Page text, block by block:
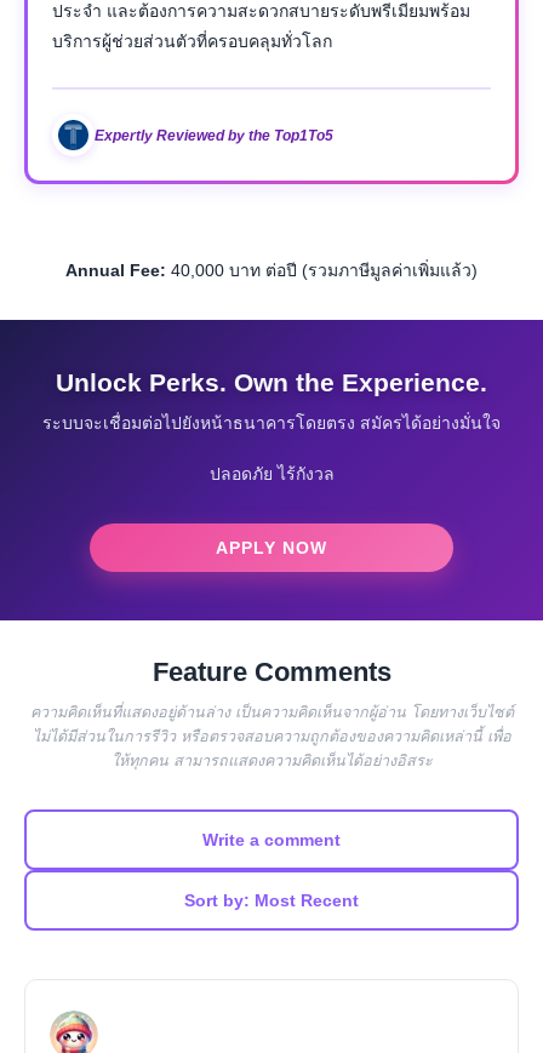
ประจำ และต้องการความสะดวกสบายระดับพรีเมียมพร้อม
บริการผู้ช่วยส่วนตัวที่ครอบคลุมทั่วโลก
Expertly Reviewed by the Top1To5
Annual Fee: 40,000 บาท ต่อปี (รวมภาษีมูลค่าเพิ่มแล้ว)
Unlock Perks. Own the Experience.
ระบบจะเชื่อมต่อไปยังหน้าธนาคารโดยตรง สมัครได้อย่างมั่นใจ
ปลอดภัย ไร้กังวล
APPLY NOW
Feature Comments
ความคิดเห็นที่แสดงอยู่ด้านล่าง เป็นความคิดเห็นจากผู้อ่าน โดยทางเว็บไซต์
ไม่ได้มีส่วนในการรีวิว หรือตรวจสอบความถูกต้องของความคิดเหล่านี้ เพื่อ
ให้ทุกคน สามารถแสดงความคิดเห็นได้อย่างอิสระ
Write a comment
Sort by: Most Recent